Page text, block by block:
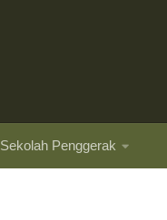
Sekolah Penggerak